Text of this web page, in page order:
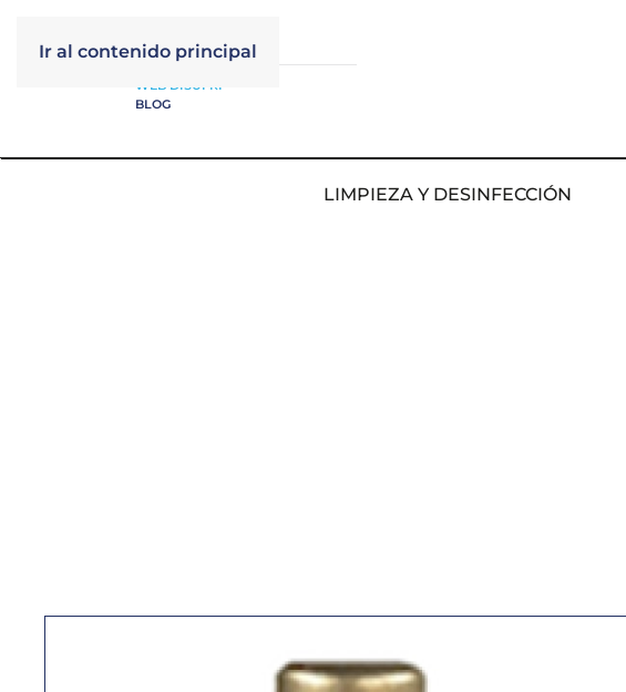
Ir al contenido principal
WEB DISUFRI
BLOG
LIMPIEZA Y DESINFECCIÓN